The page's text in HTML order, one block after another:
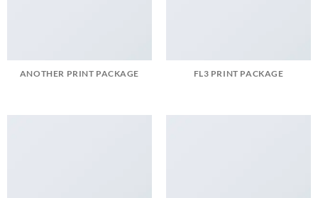
ANOTHER PRINT PACKAGE FL3 PRINT PACKAGE